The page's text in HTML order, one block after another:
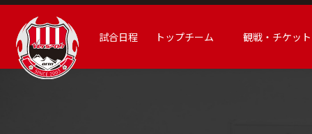
試合日程 トップチーム 観戦・チケット